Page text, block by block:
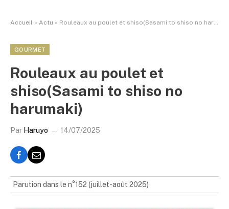
Accueil » Actu » Rouleaux au poulet et shiso(Sasami to shiso no harumaki)
GOURMET
Rouleaux au poulet et
shiso(Sasami to shiso no
harumaki)
Par Haruyo 14/07/2025
Parution dans le n°152 (juillet-août 2025)